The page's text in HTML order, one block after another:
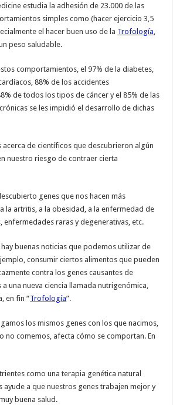
estudia la adhesión de 23.000 de las
simples como (hacer ejercicio 3,5
el hacer buen uso de la Trofología,
peso saludable.
comportamientos, el 97% de la diabetes,
88% de los accidentes
de todos los tipos de cáncer y el 85% de las
se les impidió el desarrollo de dichas
acerca de científicos que descubrieron algún
nuestro riesgo de contraer cierta
genes que nos hacen más
la artritis, a la obesidad, a la enfermedad de
enfermedades raras y degenerativas, etc.
buenas noticias que podemos utilizar de
consumir ciertos alimentos que pueden
contra los genes causantes de
una nueva ciencia llamada nutrigenómica,
en fin “Trofología”.
los mismos genes con los que nacimos,
no comemos, afecta cómo se comportan. En
como una terapia genética natural
ayude a que nuestros genes trabajen mejor y
buena salud.